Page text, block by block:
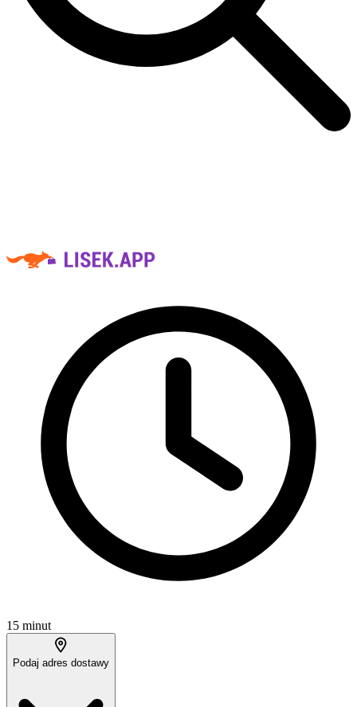
15 minut
Podaj adres dostawy